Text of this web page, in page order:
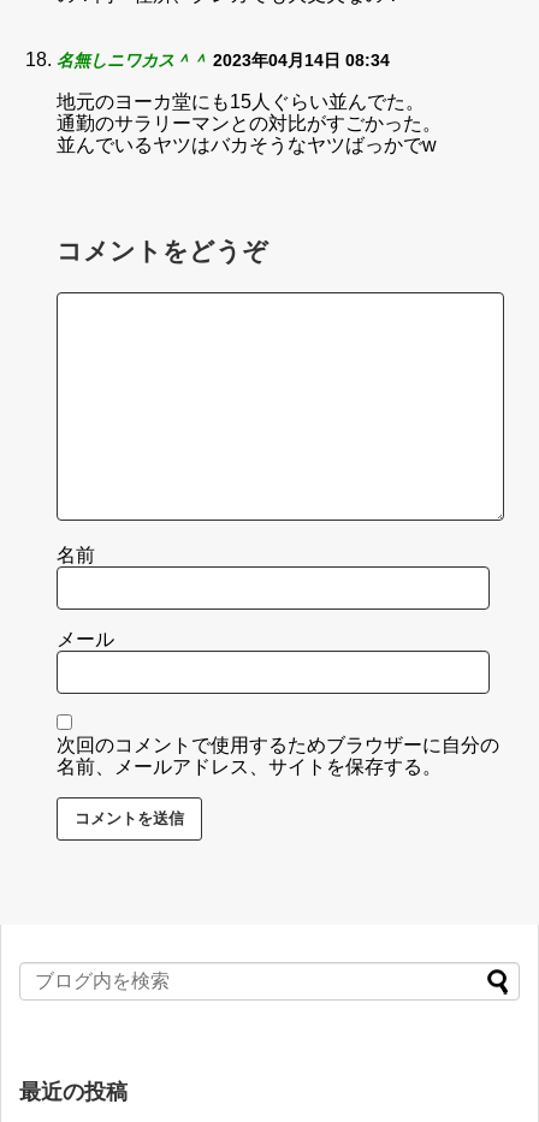
名無しニワカス＾＾ 2023年04月14日 08:34
地元のヨーカ堂にも15人ぐらい並んでた。
通勤のサラリーマンとの対比がすごかった。
並んでいるヤツはバカそうなヤツばっかでw
コメントをどうぞ
名前
メール
次回のコメントで使用するためブラウザーに自分の
名前、メールアドレス、サイトを保存する。
最近の投稿